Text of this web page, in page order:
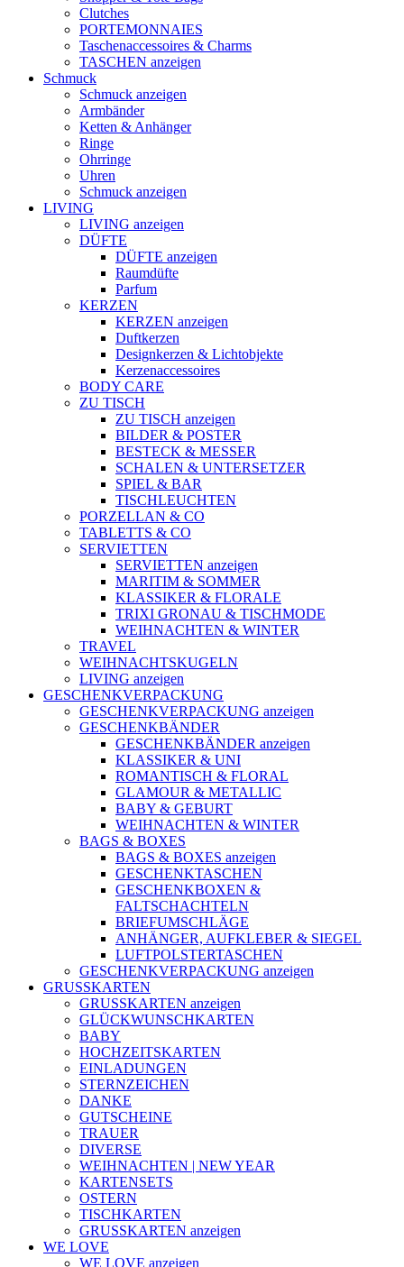
Clutches
PORTEMONNAIES
Taschenaccessoires & Charms
TASCHEN anzeigen
Schmuck
Schmuck anzeigen
Armbänder
Ketten & Anhänger
Ringe
Ohrringe
Uhren
Schmuck anzeigen
LIVING
LIVING anzeigen
DÜFTE
DÜFTE anzeigen
Raumdüfte
Parfum
KERZEN
KERZEN anzeigen
Duftkerzen
Designkerzen & Lichtobjekte
Kerzenaccessoires
BODY CARE
ZU TISCH
ZU TISCH anzeigen
BILDER & POSTER
BESTECK & MESSER
SCHALEN & UNTERSETZER
SPIEL & BAR
TISCHLEUCHTEN
PORZELLAN & CO
TABLETTS & CO
SERVIETTEN
SERVIETTEN anzeigen
MARITIM & SOMMER
KLASSIKER & FLORALE
TRIXI GRONAU & TISCHMODE
WEIHNACHTEN & WINTER
TRAVEL
WEIHNACHTSKUGELN
LIVING anzeigen
GESCHENKVERPACKUNG
GESCHENKVERPACKUNG anzeigen
GESCHENKBÄNDER
GESCHENKBÄNDER anzeigen
KLASSIKER & UNI
ROMANTISCH & FLORAL
GLAMOUR & METALLIC
BABY & GEBURT
WEIHNACHTEN & WINTER
BAGS & BOXES
BAGS & BOXES anzeigen
GESCHENKTASCHEN
GESCHENKBOXEN &
FALTSCHACHTELN
BRIEFUMSCHLÄGE
ANHÄNGER, AUFKLEBER & SIEGEL
LUFTPOLSTERTASCHEN
GESCHENKVERPACKUNG anzeigen
GRUSSKARTEN
GRUSSKARTEN anzeigen
GLÜCKWUNSCHKARTEN
BABY
HOCHZEITSKARTEN
EINLADUNGEN
STERNZEICHEN
DANKE
GUTSCHEINE
TRAUER
DIVERSE
WEIHNACHTEN | NEW YEAR
KARTENSETS
OSTERN
TISCHKARTEN
GRUSSKARTEN anzeigen
WE LOVE
WE LOVE anzeigen